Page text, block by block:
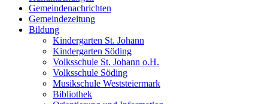
Gemeindenachrichten
Gemeindezeitung
Bildung
Kindergarten St. Johann
Kindergarten Söding
Volksschule St. Johann o.H.
Volksschule Söding
Musikschule Weststeiermark
Bibliothek